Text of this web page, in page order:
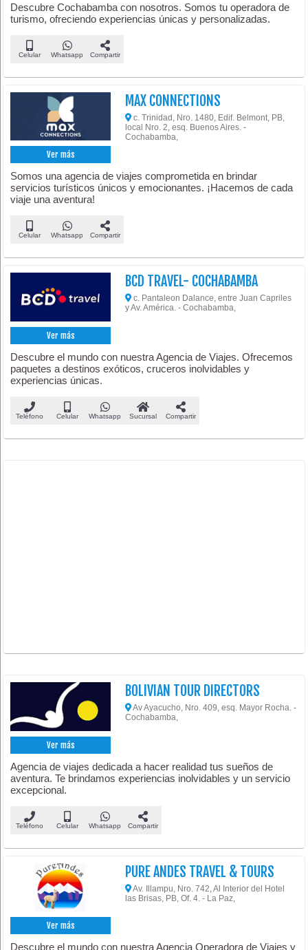
Descubre Cochabamba con nosotros. Somos tu operadora de
turismo, ofreciendo experiencias únicas y personalizadas.
Celular Whatsapp Compartir
Ver más
MAX CONNECTIONS
c. Trinidad, Nro. 1480, Edif. Belmont, PB,
local Nro. 2, esq. Buenos Aires. -
Cochabamba,
Somos una agencia de viajes comprometida en brindar
servicios turísticos únicos y emocionantes. ¡Hacemos de cada
viaje una aventura!
Celular Whatsapp Compartir
Ver más
BCD TRAVEL- COCHABAMBA
c. Pantaleon Dalance, entre Juan Capriles
y Av. América. - Cochabamba,
Descubre el mundo con nuestra Agencia de Viajes. Ofrecemos
paquetes a destinos exóticos, cruceros inolvidables y
experiencias únicas.
Teléfono Celular Whatsapp Sucursal Compartir
Ver más
BOLIVIAN TOUR DIRECTORS
Av Ayacucho, Nro. 409, esq. Mayor Rocha. -
Cochabamba,
Agencia de viajes dedicada a hacer realidad tus sueños de
aventura. Te brindamos experiencias inolvidables y un servicio
excepcional.
Teléfono Celular Whatsapp Compartir
Ver más
PURE ANDES TRAVEL & TOURS
Av. Illampu, Nro. 742, Al Interior del Hotel
las Brisas, PB, Of. 4. - La Paz,
Descubre el mundo con nuestra Agencia Operadora de Viajes y